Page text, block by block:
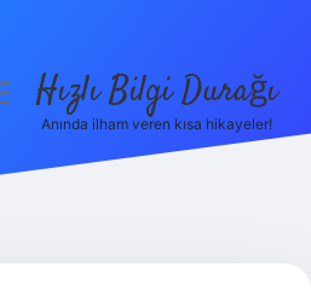
Hızlı Bilgi Durağı
Anında ilham veren kısa hikayeler!